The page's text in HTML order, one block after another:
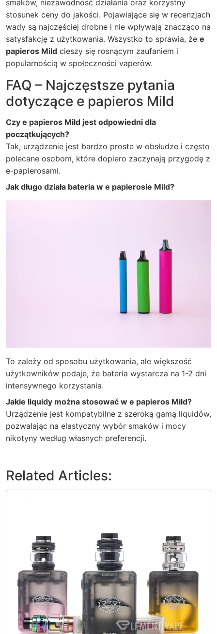
smaków, niezawodność działania oraz korzystny
stosunek ceny do jakości. Pojawiające się w recenzjach
wady są najczęściej drobne i nie wpływają znacząco na
satysfakcję z użytkowania. Wszystko to sprawia, że e
papieros Mild cieszy się rosnącym zaufaniem i
popularnością w społeczności vaperów.
FAQ – Najczęstsze pytania
dotyczące e papieros Mild
Czy e papieros Mild jest odpowiedni dla
początkujących?
Tak, urządzenie jest bardzo proste w obsłudze i często
polecane osobom, które dopiero zaczynają przygodę z
e-papierosami.
Jak długo działa bateria w e papierosie Mild?
To zależy od sposobu użytkowania, ale większość
użytkowników podaje, że bateria wystarcza na 1-2 dni
intensywnego korzystania.
Jakie liquidy można stosować w e papieros Mild?
Urządzenie jest kompatybilne z szeroką gamą liquidów,
pozwalając na elastyczny wybór smaków i mocy
nikotyny według własnych preferencji.
Related Articles: